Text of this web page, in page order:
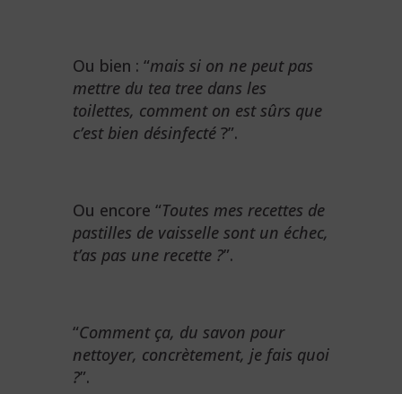
Ou bien : “mais si on ne peut pas
mettre du tea tree dans les
toilettes, comment on est sûrs que
c’est bien désinfecté?”.
Ou encore “Toutes mes recettes de
pastilles de vaisselle sont un échec,
t’as pas une recette ?”.
“Comment ça, du savon pour
nettoyer, concrètement, je fais quoi
?”.